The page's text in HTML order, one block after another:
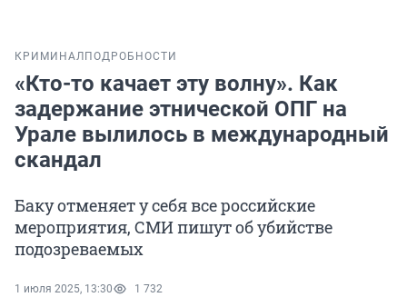
КРИМИНАЛ ПОДРОБНОСТИ
«Кто-то качает эту волну». Как
задержание этнической ОПГ на
Урале вылилось в международный
скандал
Баку отменяет у себя все российские
мероприятия, СМИ пишут об убийстве
подозреваемых
1 июля 2025, 13:30 1 732